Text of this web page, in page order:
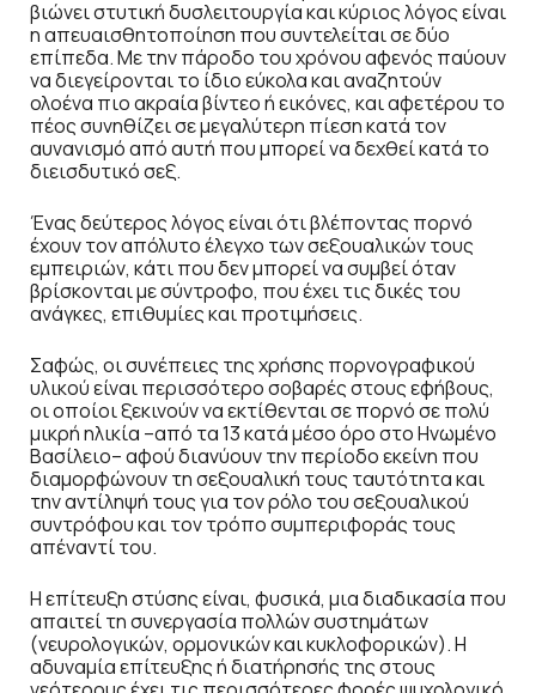
βιώνει στυτική δυσλειτουργία και κύριος λόγος είναι
η απευαισθητοποίηση που συντελείται σε δύο
επίπεδα. Με την πάροδο του χρόνου αφενός παύουν
να διεγείρονται το ίδιο εύκολα και αναζητούν
ολοένα πιο ακραία βίντεο ή εικόνες, και αφετέρου το
πέος συνηθίζει σε μεγαλύτερη πίεση κατά τον
αυνανισμό από αυτή που μπορεί να δεχθεί κατά το
διεισδυτικό σεξ.
Ένας δεύτερος λόγος είναι ότι βλέποντας πορνό
έχουν τον απόλυτο έλεγχο των σεξουαλικών τους
εμπειριών, κάτι που δεν μπορεί να συμβεί όταν
βρίσκονται με σύντροφο, που έχει τις δικές του
ανάγκες, επιθυμίες και προτιμήσεις.
Σαφώς, οι συνέπειες της χρήσης πορνογραφικού
υλικού είναι περισσότερο σοβαρές στους εφήβους,
οι οποίοι ξεκινούν να εκτίθενται σε πορνό σε πολύ
μικρή ηλικία –από τα 13 κατά μέσο όρο στο Ηνωμένο
Βασίλειο– αφού διανύουν την περίοδο εκείνη που
διαμορφώνουν τη σεξουαλική τους ταυτότητα και
την αντίληψή τους για τον ρόλο του σεξουαλικού
συντρόφου και τον τρόπο συμπεριφοράς τους
απέναντί του.
Η επίτευξη στύσης είναι, φυσικά, μια διαδικασία που
απαιτεί τη συνεργασία πολλών συστημάτων
(νευρολογικών, ορμονικών και κυκλοφορικών). Η
αδυναμία επίτευξης ή διατήρησής της στους